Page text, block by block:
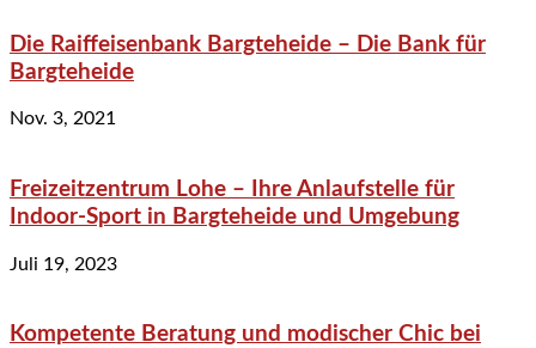
Die Raiffeisenbank Bargteheide – Die Bank für
Bargteheide
Nov. 3, 2021
Freizeitzentrum Lohe – Ihre Anlaufstelle für
Indoor-Sport in Bargteheide und Umgebung
Juli 19, 2023
Kompetente Beratung und modischer Chic bei